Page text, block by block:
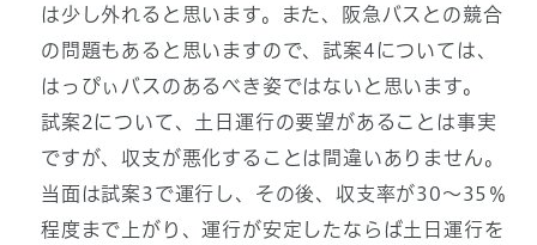
は少し外れると思います。また、阪急バスとの競合
の問題もあると思いますので、試案4については、
はっぴぃバスのあるべき姿ではないと思います。
試案2について、土日運行の要望があることは事実
ですが、収支が悪化することは間違いありません。
当面は試案3で運行し、その後、収支率が30～35％
程度まで上がり、運行が安定したならば土日運行を